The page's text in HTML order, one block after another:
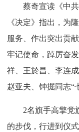
蔡奇宣读《中
《决定》指出，为
服务、作出突出贡
牢记使命，踔厉奋
祥、王於昌、李连
赵亚夫、钟掘同志“
2名旗手高擎党
的步伐，行进到仪式